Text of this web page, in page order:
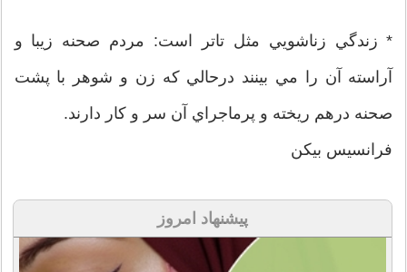
* زندگي زناشويي مثل تاتر است: مردم صحنه زيبا و
آراسته آن را مي بينند درحالي که زن و شوهر با پشت
صحنه درهم ريخته و پرماجراي آن سر و کار دارند.
فرانسيس بيکن
پیشنهاد امروز